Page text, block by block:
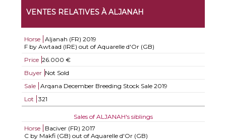
VENTES RELATIVES À ALJANAH
Horse Aljanah (FR) 2019
F by Awtaad (IRE) out of Aquarelle d'Or (GB)
Price 26.000 €
Buyer Not Sold
Sale
Arqana December Breeding Stock Sale 2019
Lot
321
Sales of ALJANAH's siblings
Horse
Baciver (FR) 2017
C by Makfi (GB) out of Aquarelle d'Or (GB)